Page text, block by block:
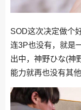
SOD这次决定做个
连3P也没有，就是
出中，神野ひな(神
能力就再也没有其